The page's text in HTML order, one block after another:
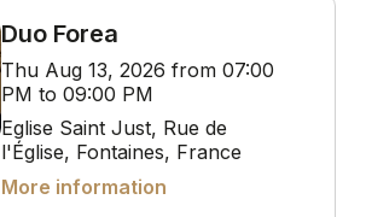
Duo Forea
Thu Aug 13, 2026 from 07:00
PM to 09:00 PM
Eglise Saint Just, Rue de
l'Église, Fontaines, France
More information